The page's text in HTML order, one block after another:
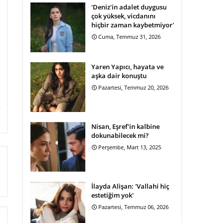
'Deniz'in adalet duygusu
çok yüksek, vicdanını
hiçbir zaman kaybetmiyor'
Cuma, Temmuz 31, 2026
Yaren Yapıcı, hayata ve
aşka dair konuştu
Pazartesi, Temmuz 20, 2026
Nisan, Eşref'in kalbine
dokunabilecek mi?
Perşembe, Mart 13, 2025
İlayda Alişan: 'Vallahi hiç
estetiğim yok'
Pazartesi, Temmuz 06, 2026